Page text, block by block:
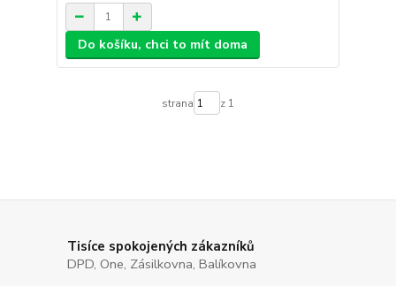
Do košíku, chci to mít doma
strana z 1
Tisíce spokojených zákazníků
DPD, One, Zásilkovna, Balíkovna